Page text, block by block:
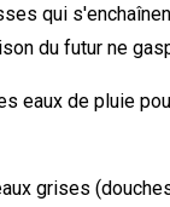
qui
du futur ne
eaux de pluie
grises